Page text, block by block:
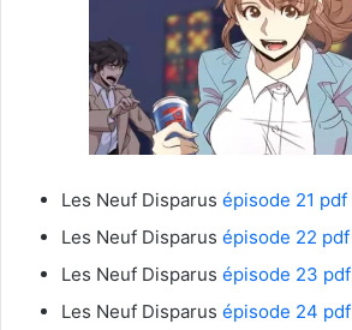
Les Neuf Disparus épisode 21 pdf
Les Neuf Disparus épisode 22 pdf
Les Neuf Disparus épisode 23 pdf
Les Neuf Disparus épisode 24 pdf